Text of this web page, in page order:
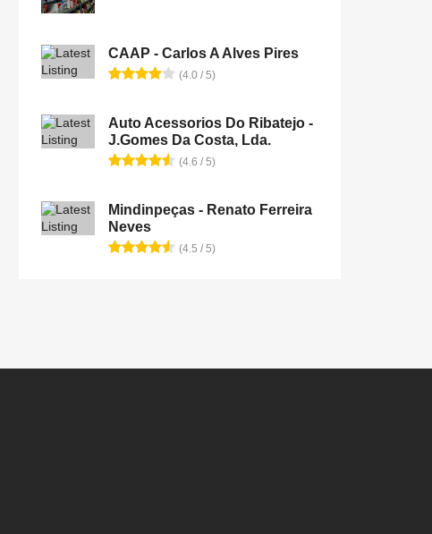
CAAP - Carlos A Alves Pires
(4.0 / 5)
Auto Acessorios Do Ribatejo -
J.Gomes Da Costa, Lda.
(4.6 / 5)
Mindinpeças - Renato Ferreira
Neves
(4.5 / 5)